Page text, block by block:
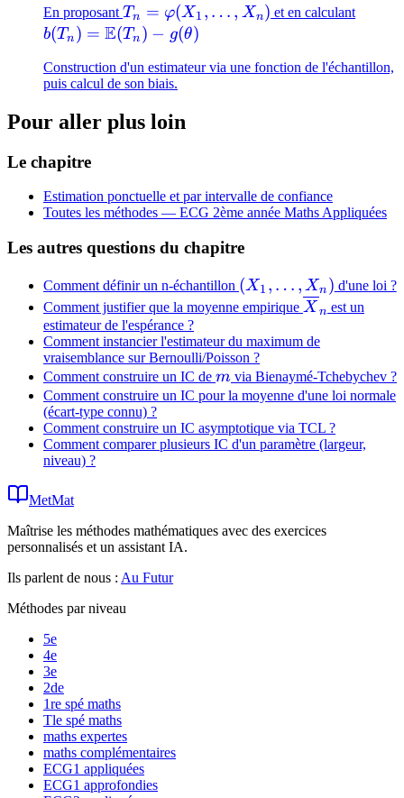
En proposant T_n =
\varphi(X_1,
Tn = φ(X1 , … , Xn) et en calculant
b(Tn ) = E(Tn ) − g(θ)
Construction d'un estimateur via une fonction de l'échantillon,
puis calcul de son biais.
Pour aller plus loin
Le chapitre
Estimation ponctuelle et par intervalle de confiance
Toutes les méthodes — ECG 2ème année Maths Appliquées
Les autres questions du chapitre
Comment définir un n-échantillon (X_1,
\dots,
(X1 , … , Xn ) d'une loi ?
Comment justifier que la moyenne empirique X n est un
estimateur de l'espérance ?
Comment instancier l'estimateur du maximum de
vraisemblance sur Bernoulli/Poisson ?
Comment construire un IC de m
m via Bienaymé-Tchebychev ?
Comment construire un IC pour la moyenne d'une loi normale
(écart-type connu) ?
Comment construire un IC asymptotique via TCL ?
Comment comparer plusieurs IC d'un paramètre (largeur,
niveau) ?
MetMat
Maîtrise les méthodes mathématiques avec des exercices
personnalisés et un assistant IA.
Ils parlent de nous : Au Futur
Méthodes par niveau
5e
4e
3e
2de
1re spé maths
Tle spé maths
maths expertes
maths complémentaires
ECG1 appliquées
ECG1 approfondies